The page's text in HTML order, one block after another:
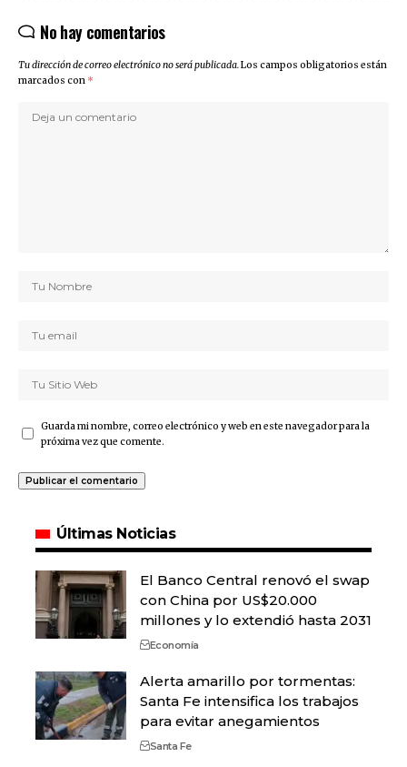
No hay comentarios
Tu dirección de correo electrónico no será publicada.Los campos obligatorios están
marcados con *
Guarda mi nombre, correo electrónico y web en este navegador para la
próxima vez que comente.
Últimas Noticias
El Banco Central renovó el swap
con China por US$20.000
millones y lo extendió hasta 2031
Economía
Alerta amarillo por tormentas:
Santa Fe intensifica los trabajos
para evitar anegamientos
Santa Fe